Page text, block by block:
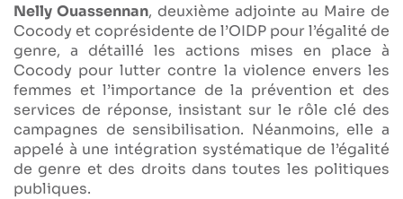
Nelly Ouassennan, deuxième adjointe au Maire de
Cocody et coprésidente de l’OIDP pour l’égalité de
genre, a détaillé les actions mises en place à
Cocody pour lutter contre la violence envers les
femmes et l’importance de la prévention et des
services de réponse, insistant sur le rôle clé des
campagnes de sensibilisation. Néanmoins, elle a
appelé à une intégration systématique de l’égalité
de genre et des droits dans toutes les politiques
publiques.